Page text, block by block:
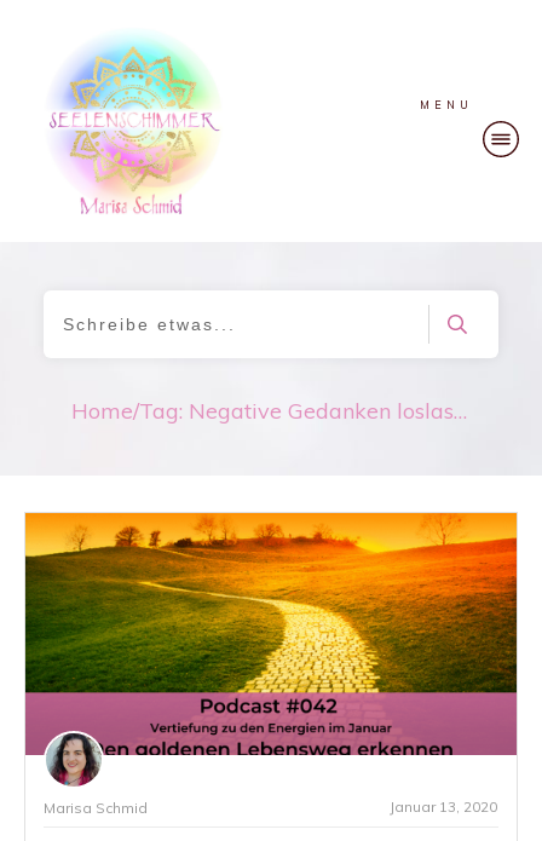
MENU
Home/ Tag: Negative Gedanken loslassen
Marisa Schmid Januar 13, 2020